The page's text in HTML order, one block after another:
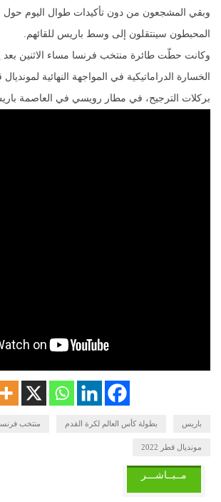
وبقي المشجعون من دون تأكيدات طوال اليوم حول ما
المحبطون سينتقلون إلى وسط باريس للقائهم.
وكانت حطّت طائرة منتخب فرنسا مساء الاثنين
الخسارة الدراماتيكية في المواجهة النهائية
بركلات الترجيح، في مطار رويسي في العاصمة
باريس بطولة كأس العالم لكرة القدم منتخب
مونديال قطر 2022
مــبــاشـــر